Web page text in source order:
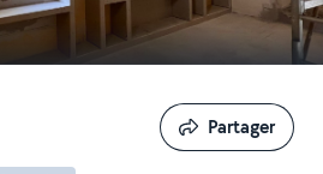
Partager
Partager